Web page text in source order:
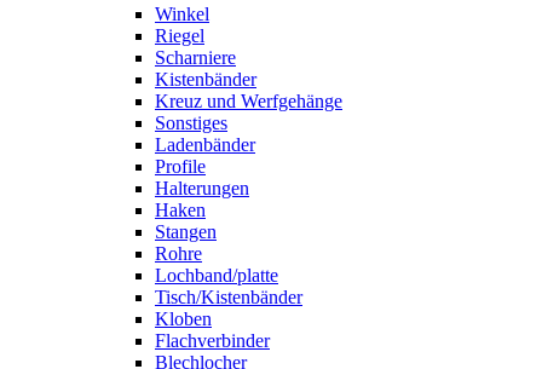
Winkel
Riegel
Scharniere
Kistenbänder
Kreuz und Werfgehänge
Sonstiges
Ladenbänder
Profile
Halterungen
Haken
Stangen
Rohre
Lochband/platte
Tisch/Kistenbänder
Kloben
Flachverbinder
Blechlocher